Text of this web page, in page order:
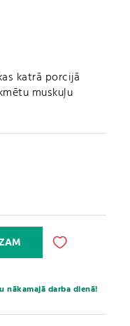
katrā porcijā
muskuļu
nākamajā darba dienā!
e